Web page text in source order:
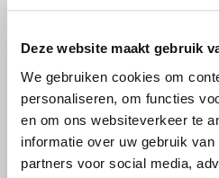
Deze website maakt gebruik
We gebruiken cookies om
personaliseren, om functies
en om ons websiteverkeer te
informatie over uw gebruik
partners voor social media,
BELANGRIJKE INFORMATIE
6 AUGUSTUS 2026
LTO sluit aan bij
dreigende